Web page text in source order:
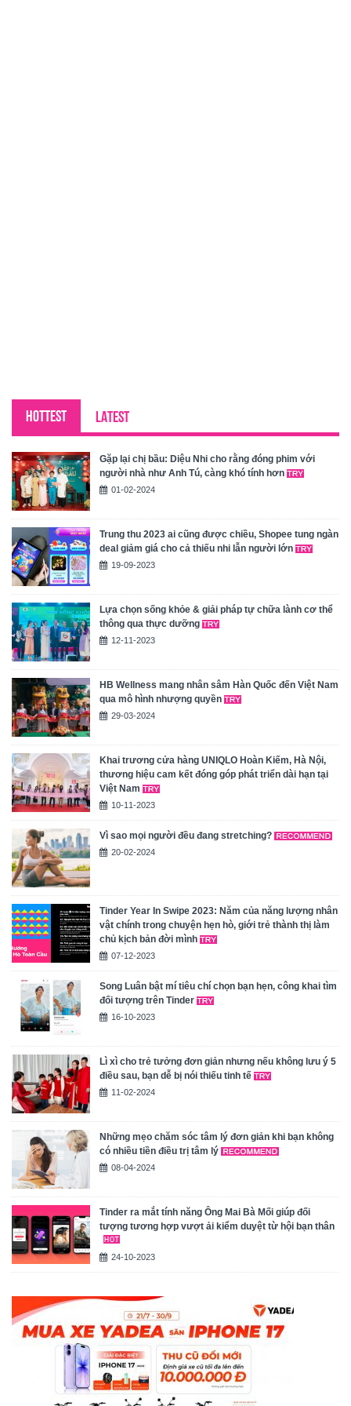
HOTTEST LATEST
Gặp lại chị bầu: Diệu Nhi cho rằng đóng phim với
người nhà như Anh Tú, càng khó tính hơn
01-02-2024
Trung thu 2023 ai cũng được chiều, Shopee tung ngàn
deal giảm giá cho cả thiếu nhi lẫn người lớn
19-09-2023
Lựa chọn sống khỏe & giải pháp tự chữa lành cơ thể
thông qua thực dưỡng
12-11-2023
HB Wellness mang nhân sâm Hàn Quốc đến Việt Nam
qua mô hình nhượng quyền
29-03-2024
Khai trương cửa hàng UNIQLO Hoàn Kiếm, Hà Nội,
thương hiệu cam kết đóng góp phát triển dài hạn tại
Việt Nam
10-11-2023
Vì sao mọi người đều đang stretching?
20-02-2024
Tinder Year In Swipe 2023: Năm của năng lượng nhân
vật chính trong chuyện hẹn hò, giới trẻ thành thị làm
chủ kịch bản đời mình
07-12-2023
Song Luân bật mí tiêu chí chọn bạn hẹn, công khai tìm
đối tượng trên Tinder
16-10-2023
Lì xì cho trẻ tưởng đơn giản nhưng nếu không lưu ý 5
điều sau, bạn dễ bị nói thiếu tinh tế
11-02-2024
Những mẹo chăm sóc tâm lý đơn giản khi bạn không
có nhiều tiền điều trị tâm lý
08-04-2024
Tinder ra mắt tính năng Ông Mai Bà Mối giúp đối
tượng tương hợp vượt ải kiểm duyệt từ hội bạn thân
24-10-2023